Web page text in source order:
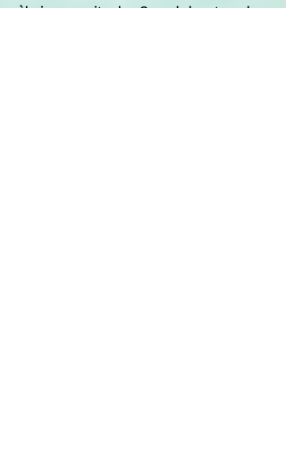
pèlerinages rituels. Quand les temples